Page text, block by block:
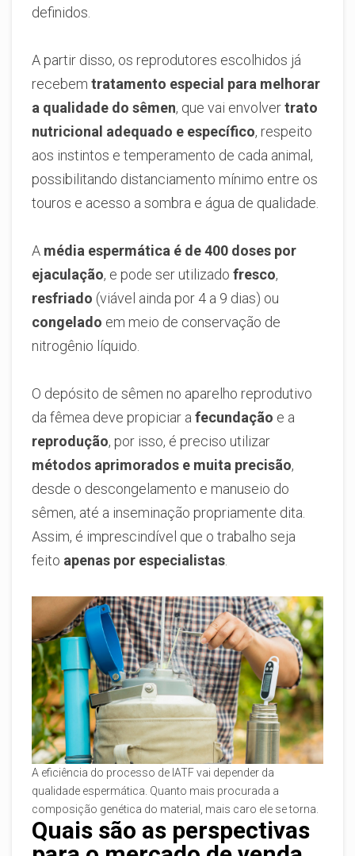
definidos.
A partir disso, os reprodutores escolhidos já
recebem tratamento especial para melhorar
a qualidade do sêmen, que vai envolvertrato
nutricional adequado e específico, respeito
aos instintos e temperamento de cada animal,
possibilitando distanciamento mínimo entre os
touros e acesso a sombra e água de qualidade.
A média espermática é de 400 doses por
ejaculação, e pode ser utilizado fresco,
resfriado (viável ainda por 4 a 9 dias) ou
congelado em meio de conservação de
nitrogênio líquido.
O depósito de sêmen no aparelho reprodutivo
da fêmea deve propiciar a fecundação e a
reprodução, por isso, é preciso utilizar
métodos aprimorados e muita precisão,
desde o descongelamento e manuseio do
sêmen, até a inseminação propriamente dita.
Assim, é imprescindível que o trabalho seja
feito apenas por especialistas
A eficiência do processo de IATF vai depender da
qualidade espermática. Quanto mais procurada a
composição genética do material, mais caro ele se torna.
Quais são as perspectivas